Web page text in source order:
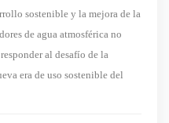
sostenible y la mejora de la
de agua atmosférica no
al desafío de la
era de uso sostenible del